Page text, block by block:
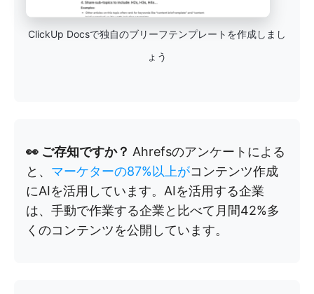
ClickUp Docsで独自のブリーフテンプレートを作成しまし
ょう
👀 ご存知ですか？ Ahrefsのアンケートによる
と、 マーケターの87%以上がコンテンツ作成
にAIを活用しています。AIを活用する企業
は、手動で作業する企業と比べて月間42%多
くのコンテンツを公開しています。